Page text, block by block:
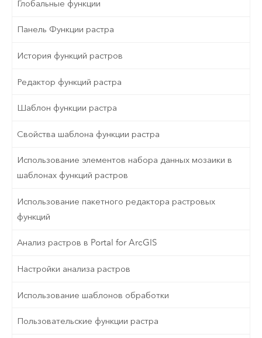
Глобальные функции
Панель Функции растра
История функций растров
Редактор функций растра
Шаблон функции растра
Свойства шаблона функции растра
Использование элементов набора данных мозаики в
шаблонах функций растров
Использование пакетного редактора растровых
функций
Анализ растров в Portal for ArcGIS
Настройки анализа растров
Использование шаблонов обработки
Пользовательские функции растра